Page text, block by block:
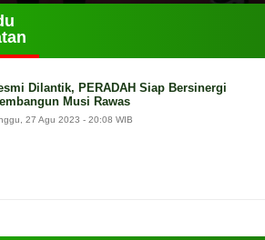
Dilantik, PERADAH Siap Bersinergi
Musi Rawas
27 Agu 2023 - 20:08 WIB